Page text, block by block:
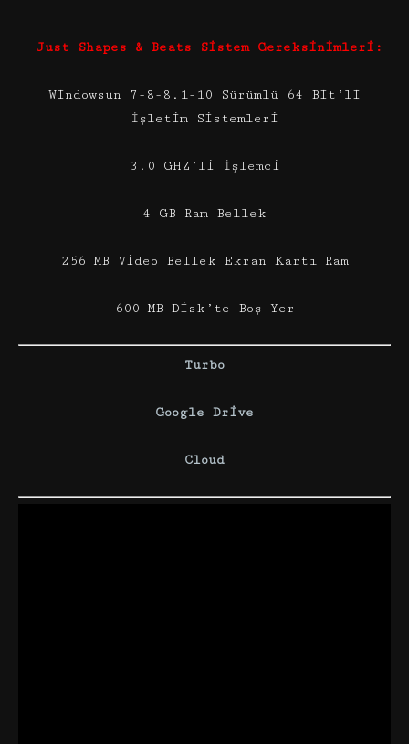
Just Shapes & Beats Sistem Gereksinimleri:
Windowsun 7-8-8.1-10 Sürümlü 64 Bit’li
İşletim Sistemleri
3.0 GHZ’li İşlemci
4 GB Ram Bellek
256 MB Video Bellek Ekran Kartı Ram
600 MB Disk’te Boş Yer
Turbo
Google Drive
Cloud